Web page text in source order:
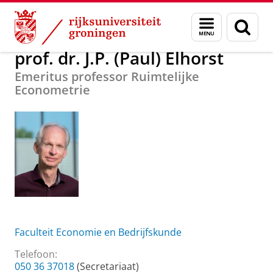
Skip
Content
Skip
Navigation
Menu
en
zoeken
Over ons prof. dr. J.P. (Paul) Elhorst
prof. dr. J.P. (Paul) Elhorst
Emeritus professor Ruimtelijke
Econometrie
Faculteit Economie en Bedrijfskunde
Telefoon:
050 36 37018(Secretariaat)